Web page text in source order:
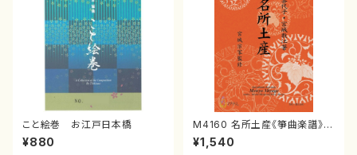
こと絵巻 お江戸日本橋
¥880
M4160 名所土産《箏曲楽譜》
（箏/宮城喜代子・宮城数江著・
宮城宗家監修/箏曲古典楽譜）
¥1,540